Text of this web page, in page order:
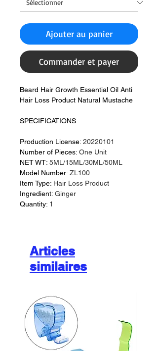
Ajouter au panier
Commander et payer
Beard Hair Growth Essential Oil Anti
Hair Loss Product Natural Mustache
SPECIFICATIONS
Production License: 20220101
Number of Pieces: One Unit
NET WT: 5ML/15ML/30ML/50ML
Model Number: ZL100
Item Type: Hair Loss Product
Ingredient: Ginger
Quantity: 1
Articles
similaires